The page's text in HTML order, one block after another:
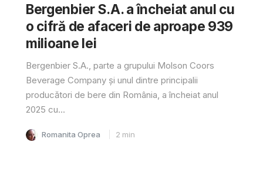
Bergenbier S.A. a încheiat anul cu
o cifră de afaceri de aproape 939
milioane lei
Bergenbier S.A., parte a grupului Molson Coors
Beverage Company și unul dintre principalii
producători de bere din România, a încheiat anul
2025 cu...
Romanita Oprea 2 min